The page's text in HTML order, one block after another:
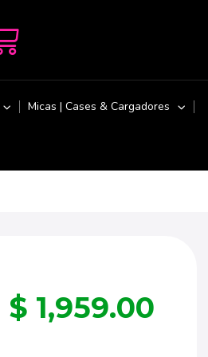
Micas | Cases & Cargadores
$ 1,959.00